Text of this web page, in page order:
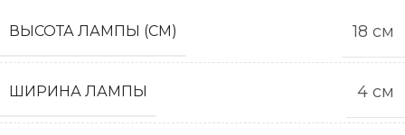
ВЫСОТА ЛАМПЫ (СМ) 18 см
ШИРИНА ЛАМПЫ 4 см